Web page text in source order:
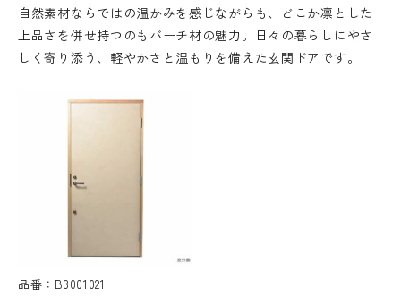
自然素材ならではの温かみを感じながらも、どこか凛とした
上品さを併せ持つのもバーチ材の魅力。日々の暮らしにやさ
しく寄り添う、軽やかさと温もりを備えた玄関ドアです。
品番：B3001021